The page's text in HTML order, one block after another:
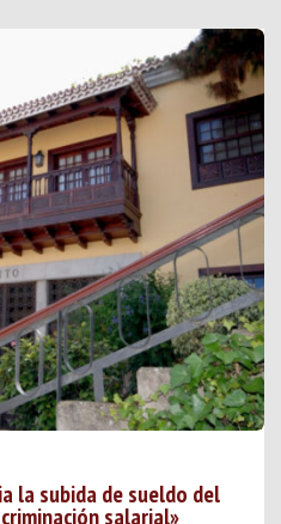
la subida de sueldo del
salarial»